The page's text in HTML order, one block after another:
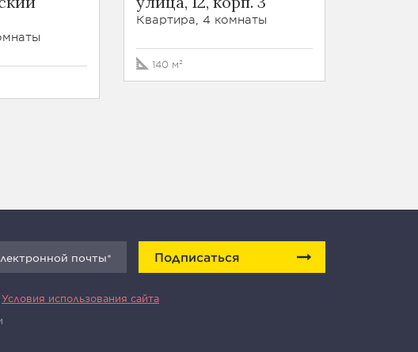
Квартира, 4 комнаты
140 м²
Подписаться
Условия использования сайта